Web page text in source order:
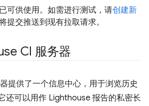
可供使用。如需进行测试，请创建新
提交推送到现有拉取请求。
CI 服务器
提供了一个信息中心，用于浏览历史
还可以用作 Lighthouse 报告的私密长